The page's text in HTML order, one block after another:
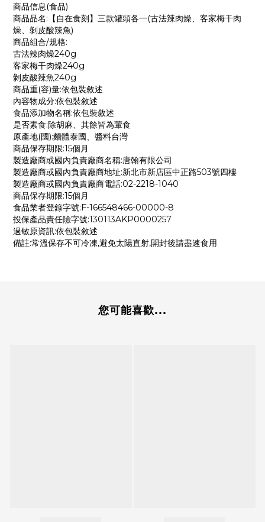
商品信息(食品)
商品品名:【自在食刻】三款罐頭各一(古法辣肉燥、客家梅干肉
燥、剝皮酸辣魚)
商品組合/規格:
古法辣肉燥240g
客家梅干肉燥240g
剝皮酸辣魚240g
商品重(容)量:依包裝敘述
內容物成分:依包裝敘述
食品添加物名稱:依包裝敘述
是否素食:除胡麻、其餘皆為葷食
原產地(國):麵體泰國、醬料台灣
商品保存期限:15個月
製造廠商或國內負責廠商名稱:唐翰有限公司
製造廠商或國內負責廠商地址:新北市新店區中正路503號四樓
製造廠商或國內負責廠商電話:02-2218-1040
商品保存期限:15個月
食品業者登錄字號:F-166548466-00000-8
投保產品責任險字號:130113AKP0000257
過敏原資訊:依包裝敘述
備註:常溫保存不可冷凍,避免太陽直射,開封後請盡速食用
您可能喜歡...